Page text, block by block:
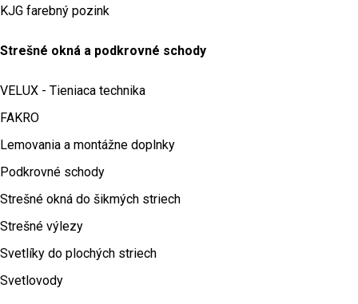
KJG farebný pozink
Strešné okná a podkrovné schody
VELUX - Tieniaca technika
FAKRO
Lemovania a montážne doplnky
Podkrovné schody
Strešné okná do šikmých striech
Strešné výlezy
Svetlíky do plochých striech
Svetlovody